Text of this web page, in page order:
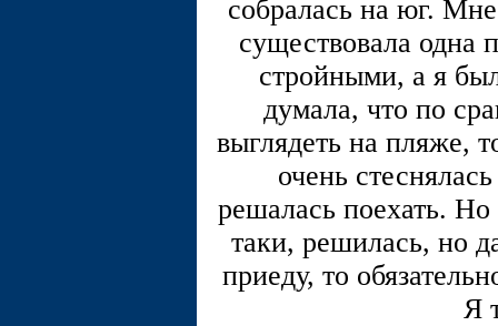
собралась на юг.
существовала одна
стройными, а я
думала, что по
выглядеть на пляже,
очень
решалась поехать.
таки, решилась, но
приеду, то
Я